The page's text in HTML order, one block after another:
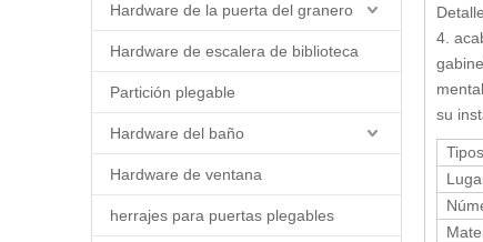
Hardware de la puerta del granero
Hardware de escalera de biblioteca
Partición plegable
Hardware del baño
Hardware de ventana
herrajes para puertas plegables
4.
su
Tipos